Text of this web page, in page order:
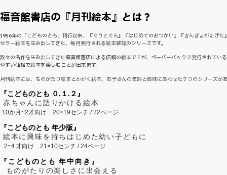
福音館書店の『月刊絵本』とは？
1956年の「こどものとも」刊行以来、『ぐりとぐら』『はじめてのおつかい』『きんぎょがにげた
セラー絵本を生み出してきた、毎月発行される絵本雑誌のシリーズです。
数々の名作を生み出してきた福音館書店による信頼の絵本ですが、ペーパーバックで発行されてい
やすい価格で絵本を楽しむことが出来ます。
月刊絵本には、ものがたり絵本とかがく絵本、お子さんの年齢と興味にあわせた７つのシリーズが
『こどものとも ０.１.２』
赤ちゃんに語りかける絵本
10か月~2才向け 20×19センチ / 22ページ
『こどものとも 年少版』
絵本に興味を持ちはじめた幼い子どもに
2~4 才向け 21×10センチ / 24ページ
『こどものとも 年中向き』
ものがたりの楽しさに出会える